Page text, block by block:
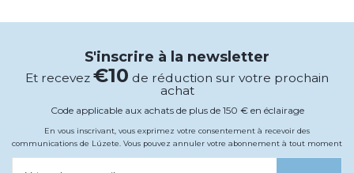
S'inscrire à la newsletter
Et recevez €10 de réduction sur votre prochain
achat
Code applicable aux achats de plus de 150 € en éclairage
En vous inscrivant, vous exprimez votre consentement à recevoir des
communications de Lúzete. Vous pouvez annuler votre abonnement à tout moment